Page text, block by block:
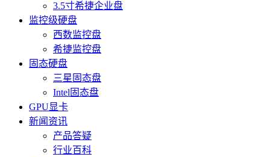
3.5寸希捷企业盘
监控级硬盘
西数监控盘
希捷监控盘
固态硬盘
三星固态盘
Intel固态盘
GPU显卡
新闻资讯
产品答疑
行业百科